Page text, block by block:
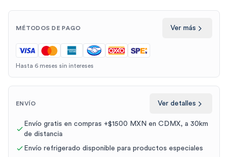
MÉTODOS DE PAGO Ver más
Hasta 6 meses sin intereses
ENVÍO Ver detalles
Envío gratis en compras +$1500 MXN en CDMX, a 30km
de distancia
Envío refrigerado disponible para productos especiales